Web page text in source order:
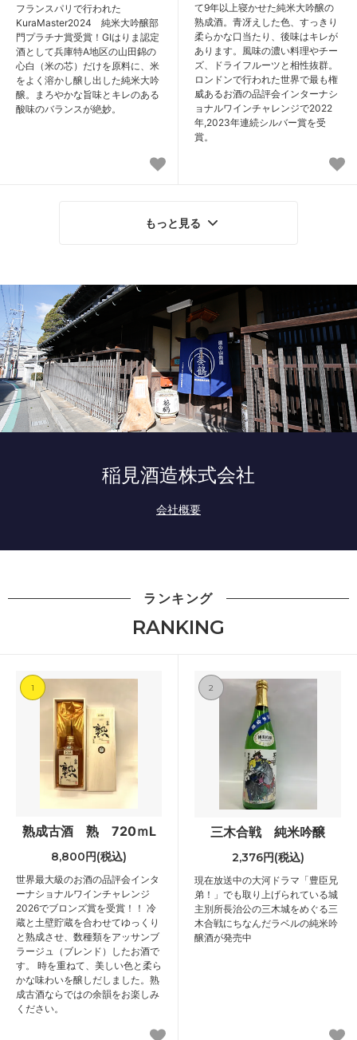
フランスパリで行われた
KuraMaster2024 純米大吟醸部
門プラチナ賞受賞！GIはりま認定
酒として兵庫特A地区の山田錦の
心白（米の芯）だけを原料に、米
をよく溶かし醸し出した純米大吟
醸。まろやかな旨味とキレのある
酸味のバランスが絶妙。
て9年以上寝かせた純米大吟醸の
熟成酒。青冴えした色、すっきり
柔らかな口当たり、後味はキレが
あります。風味の濃い料理やチー
ズ、ドライフルーツと相性抜群。
ロンドンで行われた世界で最も権
威あるお酒の品評会インターナシ
ョナルワインチャレンジで2022
年,2023年連続シルバー賞を受
賞。
もっと見る
稲見酒造株式会社
会社概要
ランキング
RANKING
1
熟成古酒 熟 720ｍL
8,800円(税込)
世界最大級のお酒の品評会インタ
ーナショナルワインチャレンジ
2026でブロンズ賞を受賞！！ 冷
蔵と土壁貯蔵を合わせてゆっくり
と熟成させ、数種類をアッサンブ
ラージュ（ブレンド）したお酒で
す。 時を重ねて、美しい色と柔ら
かな味わいを醸しだしました。熟
成古酒ならではの余韻をお楽しみ
ください。
2
三木合戦 純米吟醸
2,376円(税込)
現在放送中の大河ドラマ「豊臣兄
弟！」でも取り上げられている城
主別所長治公の三木城をめぐる三
木合戦にちなんだラベルの純米吟
醸酒が発売中